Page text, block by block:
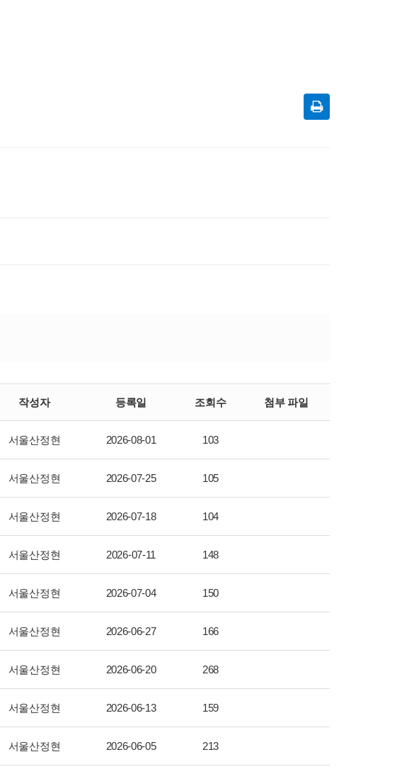
작성자 등록일 조회수 첨부 파일
서울산정현 2026-08-01 103
서울산정현 2026-07-25 105
서울산정현 2026-07-18 104
서울산정현 2026-07-11 148
서울산정현 2026-07-04 150
서울산정현 2026-06-27 166
서울산정현 2026-06-20 268
서울산정현 2026-06-13 159
서울산정현 2026-06-05 213